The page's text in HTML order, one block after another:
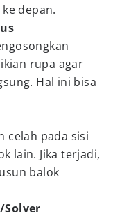
depan.
rupa agar
Hal ini bisa
celah pada sisi
lain. Jika terjadi,
balok
Solver